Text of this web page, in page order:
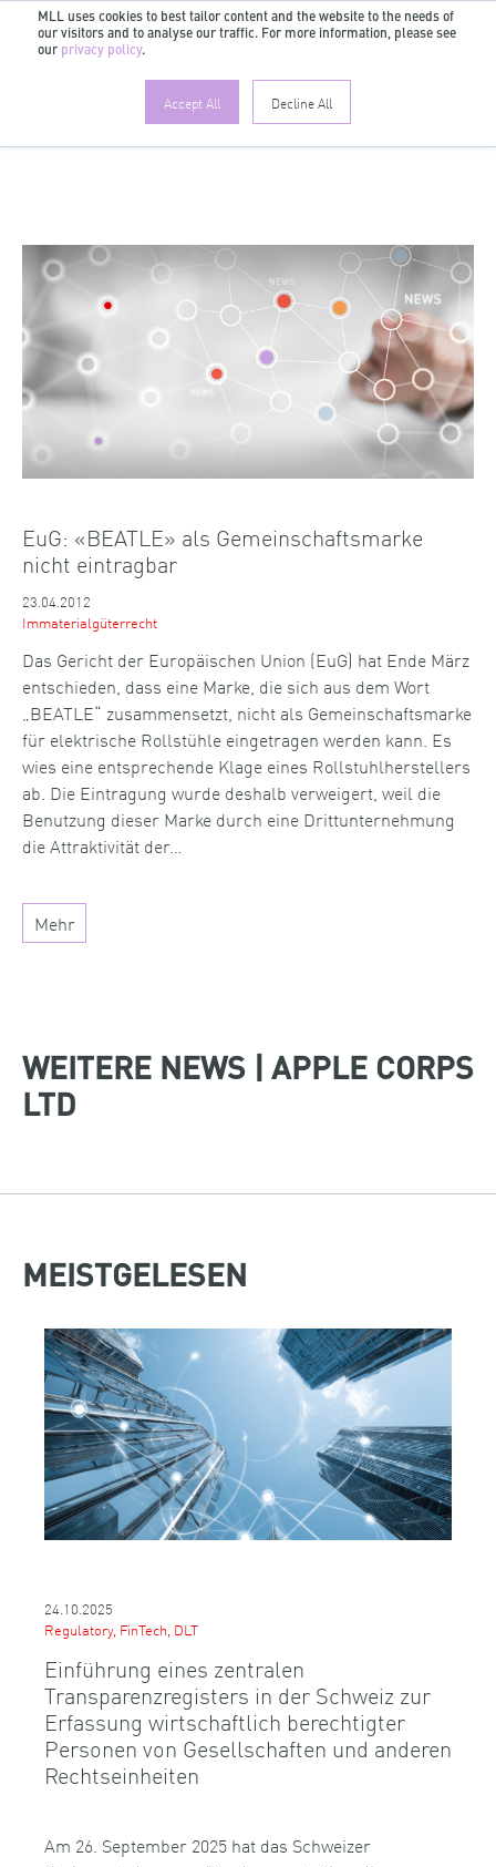
MLL uses cookies to best tailor content and the website to the needs of
our visitors and to analyse our traffic. For more information, please see
our privacy policy.
Accept All Decline All
DE
EuG: «BEATLE» als Gemeinschaftsmarke
nicht eintragbar
23.04.2012
Immaterialgüterrecht
Das Gericht der Europäischen Union (EuG) hat Ende März
entschieden, dass eine Marke, die sich aus dem Wort
„BEATLE“ zusammensetzt, nicht als Gemeinschaftsmarke
für elektrische Rollstühle eingetragen werden kann. Es
wies eine entsprechende Klage eines Rollstuhlherstellers
ab. Die Eintragung wurde deshalb verweigert, weil die
Benutzung dieser Marke durch eine Drittunternehmung
die Attraktivität der…
Mehr
WEITERE NEWS | APPLE CORPS
LTD
MEISTGELESEN
24.10.2025
Regulatory, FinTech, DLT
Einführung eines zentralen
Transparenzregisters in der Schweiz zur
Erfassung wirtschaftlich berechtigter
Personen von Gesellschaften und anderen
Rechtseinheiten
Am 26. September 2025 hat das Schweizer